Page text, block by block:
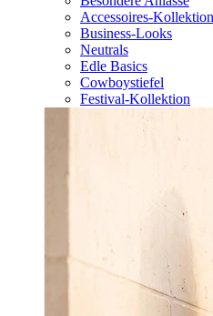
Accessoires-Kollektion
Business-Looks
Neutrals
Edle Basics
Cowboystiefel
Festival-Kollektion